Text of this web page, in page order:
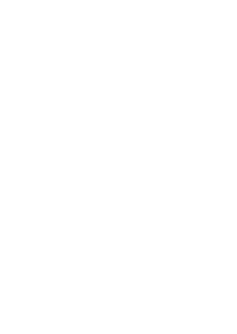
Party
Cardigan zijn
tot 15 bollen
De robuuste